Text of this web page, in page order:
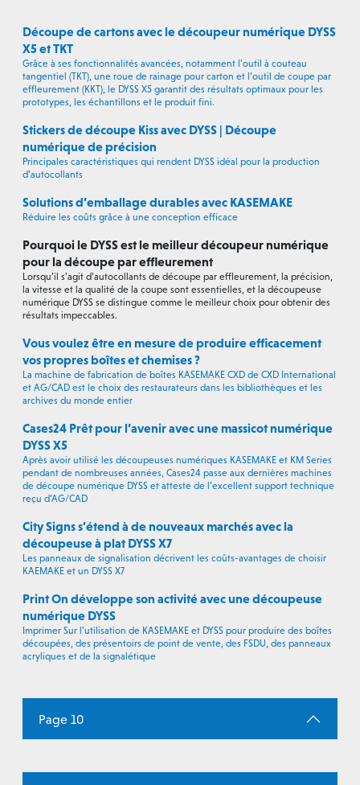
Découpe de cartons avec le découpeur numérique DYSS
X5 et TKT
Grâce à ses fonctionnalités avancées, notamment l’outil à couteau
tangentiel (TKT), une roue de rainage pour carton et l’outil de coupe par
effleurement (KKT), le DYSS X5 garantit des résultats optimaux pour les
prototypes, les échantillons et le produit fini.
Stickers de découpe Kiss avec DYSS | Découpe
numérique de précision
Principales caractéristiques qui rendent DYSS idéal pour la production
d’autocollants
Solutions d’emballage durables avec KASEMAKE
Réduire les coûts grâce à une conception efficace
Pourquoi le DYSS est le meilleur découpeur numérique
pour la découpe par effleurement
Lorsqu’il s’agit d’autocollants de découpe par effleurement, la précision,
la vitesse et la qualité de la coupe sont essentielles, et la découpeuse
numérique DYSS se distingue comme le meilleur choix pour obtenir des
résultats impeccables.
Vous voulez être en mesure de produire efficacement
vos propres boîtes et chemises ?
La machine de fabrication de boîtes KASEMAKE CXD de CXD International
et AG/CAD est le choix des restaurateurs dans les bibliothèques et les
archives du monde entier
Cases24 Prêt pour l’avenir avec une massicot numérique
DYSS X5
Après avoir utilisé les découpeuses numériques KASEMAKE et KM Series
pendant de nombreuses années, Cases24 passe aux dernières machines
de découpe numérique DYSS et atteste de l’excellent support technique
reçu d’AG/CAD
City Signs s’étend à de nouveaux marchés avec la
découpeuse à plat DYSS X7
Les panneaux de signalisation décrivent les coûts-avantages de choisir
KAEMAKE et un DYSS X7
Print On développe son activité avec une découpeuse
numérique DYSS
Imprimer Sur l’utilisation de KASEMAKE et DYSS pour produire des boîtes
découpées, des présentoirs de point de vente, des FSDU, des panneaux
acryliques et de la signalétique
Page 10